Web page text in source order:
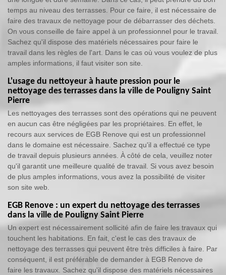
temps au niveau des terrasses. Pour ce faire, il est nécessaire de
faire des travaux de nettoyage pour de débarrasser des déchets.
On vous conseille de faire appel à un professionnel pour le travail.
Sachez qu'il dispose des matériels nécessaires pour faire le
travail dans les règles de l'art. Dans le cas où vous voulez de plus
amples informations, il faut visiter son site.
L'usage du nettoyeur à haute pression pour le
nettoyage des terrasses dans la ville de Pouligny Saint
Pierre
Les nettoyages des terrasses sont des opérations qui ne peuvent
en aucun cas être négligées par les propriétaires. En effet, le
recours aux services de EGB Renove qui est un professionnel
dans le domaine est nécessaire. Sachez qu'il a effectué ce type
de travail depuis plusieurs années. À côté de cela, veuillez noter
qu'il garantit une meilleure qualité de travail. Si vous avez besoin
de plus amples informations, vous avez la possibilité de visiter
son site web.
EGB Renove : un expert du nettoyage des terrasses
dans la ville de Pouligny Saint Pierre
Un expert est nécessairement sollicité afin de faire les travaux qui
touchent les habitations. En fait, c'est le cas des travaux de
nettoyage des terrasses qui peuvent être très difficiles à faire. Par
conséquent, il est préférable de demander à EGB Renove de
faire les travaux. Sachez qu'il dispose des matériels nécessaires